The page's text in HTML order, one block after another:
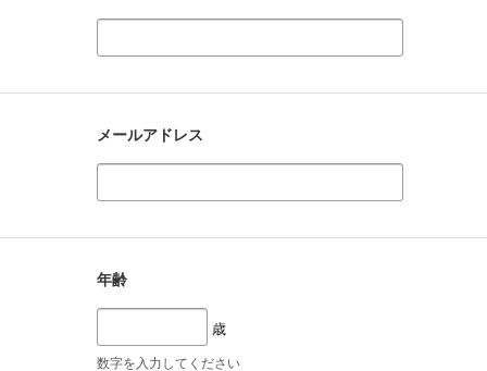
メールアドレス
年齢
歳
数字を入力してください